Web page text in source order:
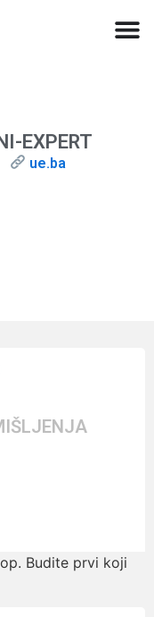
EXPERT
ue.ba
Budite prvi koji